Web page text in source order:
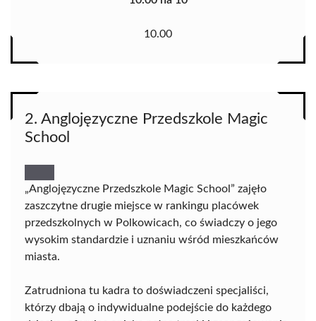
10.00
2. Anglojęzyczne Przedszkole Magic
School
„Anglojęzyczne Przedszkole Magic School” zajęło
zaszczytne drugie miejsce w rankingu placówek
przedszkolnych w Polkowicach, co świadczy o jego
wysokim standardzie i uznaniu wśród mieszkańców
miasta.
Zatrudniona tu kadra to doświadczeni specjaliści,
którzy dbają o indywidualne podejście do każdego